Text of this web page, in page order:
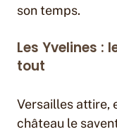
son temps.
Les Yvelines :
tout
Versailles attire,
château le